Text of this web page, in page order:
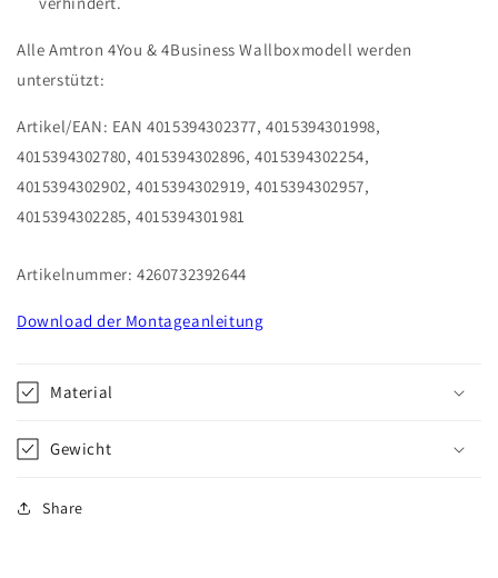
Alle Amtron 4You & 4Business Wallboxmodell werden
unterstützt:
Artikel/EAN: EAN 4015394302377, 4015394301998,
4015394302780, 4015394302896, 4015394302254,
4015394302902, 4015394302919, 4015394302957,
4015394302285, 4015394301981
Artikelnummer: 4260732392644
Download der Montageanleitung
Material
Gewicht
Share